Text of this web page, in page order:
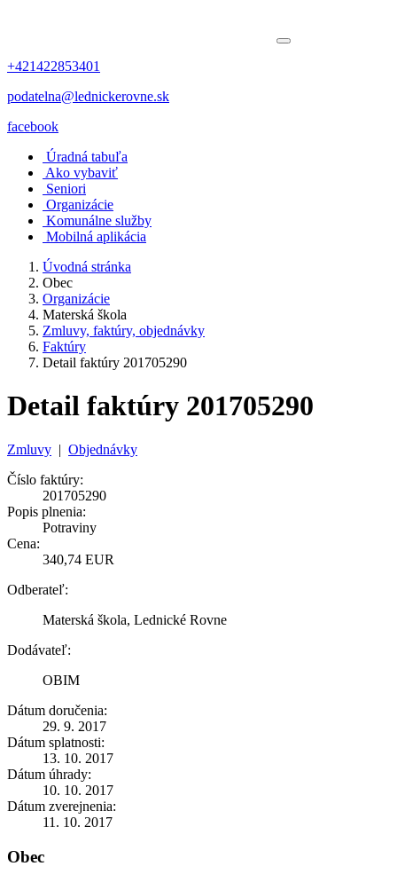
+421422853401
podatelna@lednickerovne.sk
facebook
Úradná tabuľa
Ako vybaviť
Seniori
Organizácie
Komunálne služby
Mobilná aplikácia
Úvodná stránka
Obec
Organizácie
Materská škola
Zmluvy, faktúry, objednávky
Faktúry
Detail faktúry 201705290
Detail faktúry 201705290
Zmluvy | Objednávky
Číslo faktúry:
201705290
Popis plnenia:
Potraviny
Cena:
340,74 EUR
Odberateľ:
Materská škola, Lednické Rovne
Dodávateľ:
OBIM
Dátum doručenia:
29. 9. 2017
Dátum splatnosti:
13. 10. 2017
Dátum úhrady:
10. 10. 2017
Dátum zverejnenia:
11. 10. 2017
Obec